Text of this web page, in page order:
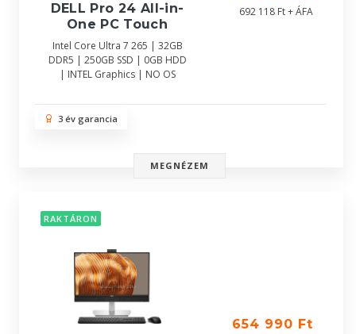
DELL Pro 24 All-in-
One PC Touch
Intel Core Ultra 7 265 | 32GB
DDR5 | 250GB SSD | 0GB HDD
| INTEL Graphics | NO OS
692 118 Ft + ÁFA
3 év garancia
MEGNÉZEM
RAKTÁRON
654 990 Ft